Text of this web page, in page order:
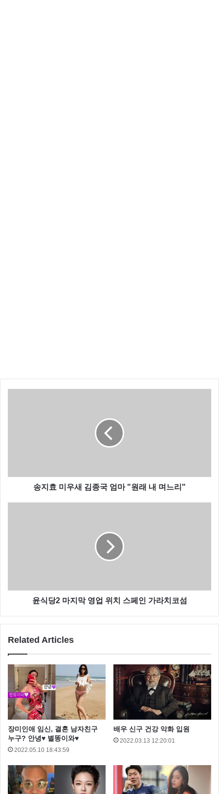
차세찌는 우리나라 축구 하면 빠질수 없는 차범근 감독
의 차남인데요
것으로 알려졌습니다.
송지효 미우새 김종국 엄마 "원래 내 며느리"
윤식당2 마지막 영업 위치 스페인 가라치코섬
Related Articles
장미인애 임신, 결혼 남자친구
누구? 안녕♥ 별똥이와♥
2022.05.10 18:43:59
배우 신구 건강 악화 입원
2022.03.13 12:20:01